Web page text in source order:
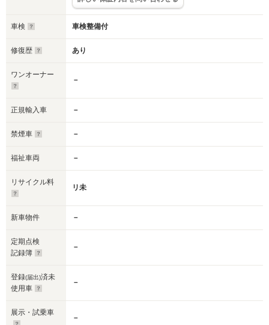
車検 車検整備付
修復歴 あり
ワンオーナー
－
正規輸入車 －
禁煙車 －
福祉車両 －
リサイクル料
リ未
新車物件 －
定期点検
記録簿
－
登録(届出)済未
使用車
－
展示・試乗車
－